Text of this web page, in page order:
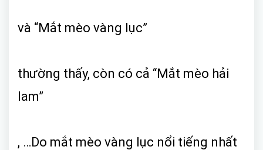
và “Mắt mèo vàng lục”
thường thấy, còn có cả “Mắt mèo hải
lam”
, …Do mắt mèo vàng lục nổi tiếng nhất